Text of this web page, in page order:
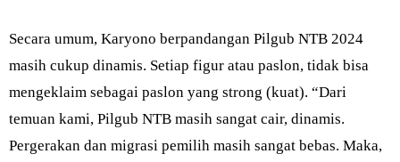
Secara umum, Karyono berpandangan Pilgub NTB 2024
masih cukup dinamis. Setiap figur atau paslon, tidak bisa
mengeklaim sebagai paslon yang strong (kuat). “Dari
temuan kami, Pilgub NTB masih sangat cair, dinamis.
Pergerakan dan migrasi pemilih masih sangat bebas. Maka,